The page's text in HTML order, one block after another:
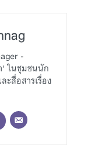
-
ในชุมชนนัก
สื่อสารเรื่อง